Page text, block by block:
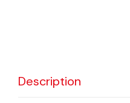
Description